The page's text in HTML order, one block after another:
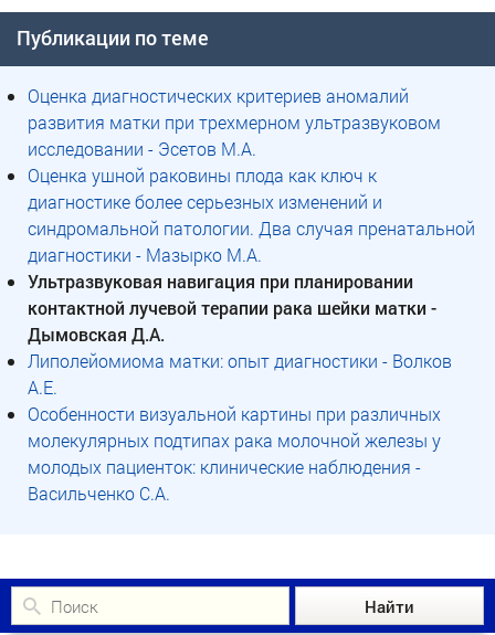
Публикации по теме
Оценка диагностических критериев аномалий
развития матки при трехмерном ультразвуковом
исследовании - Эсетов М.А.
Оценка ушной раковины плода как ключ к
диагностике более серьезных изменений и
синдромальной патологии. Два случая пренатальной
диагностики - Мазырко М.А.
Ультразвуковая навигация при планировании
контактной лучевой терапии рака шейки матки -
Дымовская Д.А.
Липолейомиома матки: опыт диагностики - Волков
А.Е.
Особенности визуальной картины при различных
молекулярных подтипах рака молочной железы у
молодых пациенток: клинические наблюдения -
Васильченко С.А.